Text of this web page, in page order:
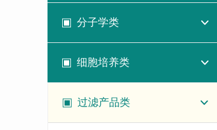
分子学类
细胞培养类
过滤产品类